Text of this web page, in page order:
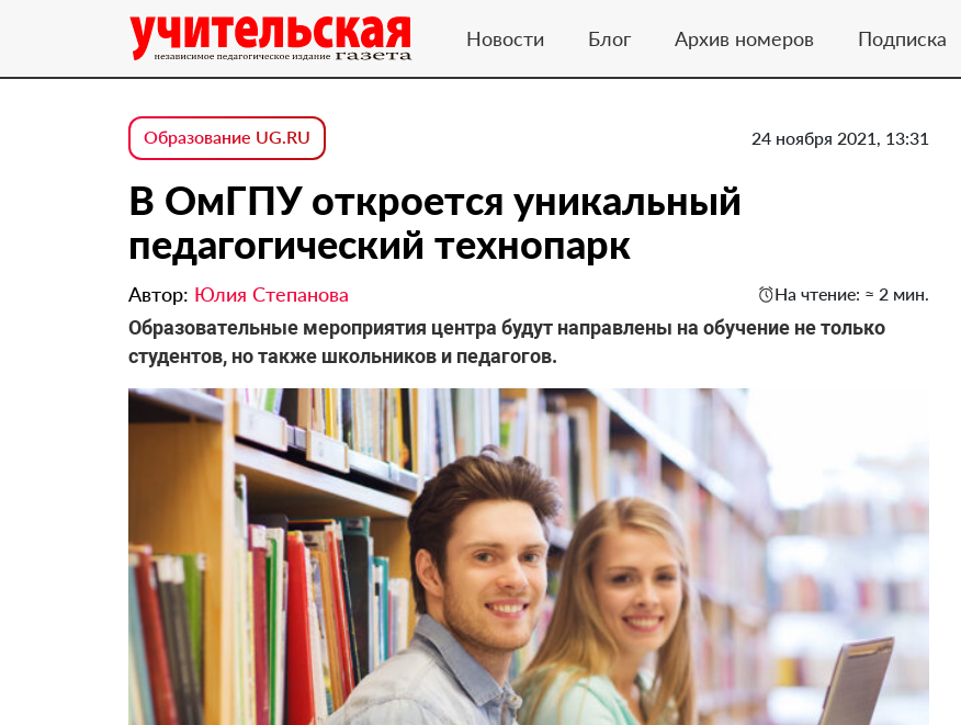
Новости Блог Архив номеров Подписка
Образование UG.RU 24 ноября 2021, 13:31
В ОмГПУ откроется уникальный
педагогический технопарк
Автор: Юлия Степанова На чтение: ≈ 2 мин.
Образовательные мероприятия центра будут направлены на обучение не только
студентов, но также школьников и педагогов.